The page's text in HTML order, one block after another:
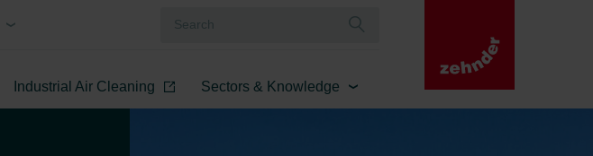
Industrial Air Cleaning Sectors & Knowledge